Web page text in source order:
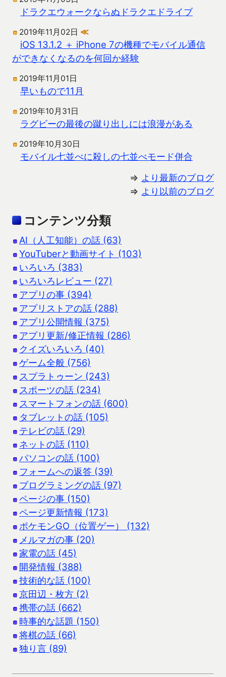
ドラクエウォークならぬドラクエドライブ
2019年11月02日 ≪
iOS 13.1.2 ＋ iPhone 7の機種でモバイル通信
ができなくなるのを何回か経験
2019年11月01日
早いもので11月
2019年10月31日
ラグビーの最後の蹴り出しには浪漫がある
2019年10月30日
モバイル七並べに殺しの七並べモード併合
⇒ より最新のブログ
⇒ より以前のブログ
コンテンツ分類
AI（人工知能）の話 (63)
YouTuberと動画サイト (103)
いろいろ (383)
いろいろレビュー (27)
アプリの事 (394)
アプリストアの話 (288)
アプリ公開情報 (375)
アプリ更新/修正情報 (286)
クイズいろいろ (40)
ゲーム全般 (756)
スプラトゥーン (243)
スポーツの話 (234)
スマートフォンの話 (600)
タブレットの話 (105)
テレビの話 (29)
ネットの話 (110)
パソコンの話 (100)
フォームへの返答 (39)
プログラミングの話 (97)
ページの事 (150)
ページ更新情報 (173)
ポケモンGO（位置ゲー） (132)
メルマガの事 (20)
家電の話 (45)
開発情報 (388)
技術的な話 (100)
京田辺・枚方 (2)
携帯の話 (662)
時事的な話題 (150)
将棋の話 (66)
独り言 (89)